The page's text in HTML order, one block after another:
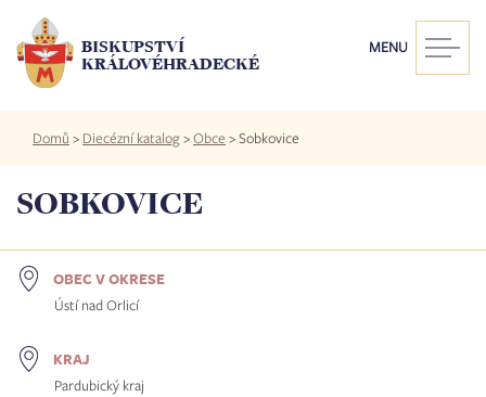
hlavnímu
obsahu
BISKUPSTVÍ
KRÁLOVÉHRADECKÉ
MENU
Drobečková
navigace
Domů > Diecézní katalog>Obce >Sobkovice
SOBKOVICE
OBEC V OKRESE
Ústí nad Orlicí
KRAJ
Pardubický kraj